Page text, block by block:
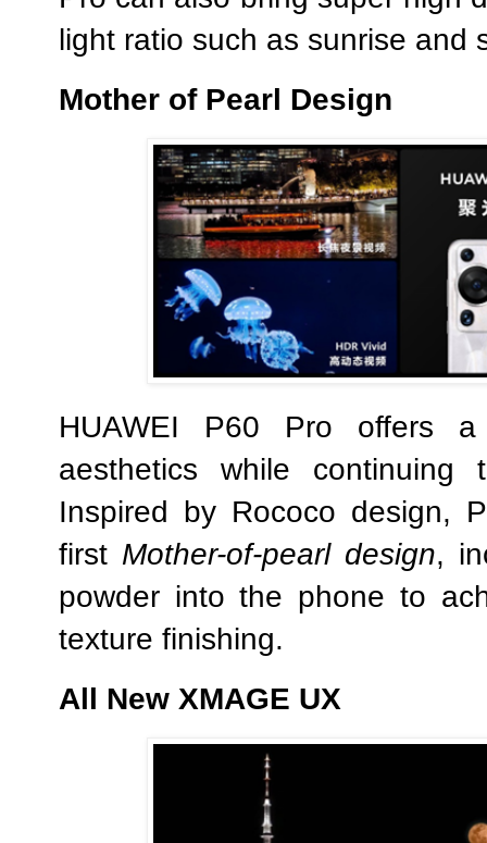
light ratio such as sunrise and
Mother of Pearl Design
HUAWEI P60 Pro offers
aesthetics while
Inspired by Rococo design,
first Mother-of-pearl design,
powder into the phone to
texture finishing.
All New XMAGE UX